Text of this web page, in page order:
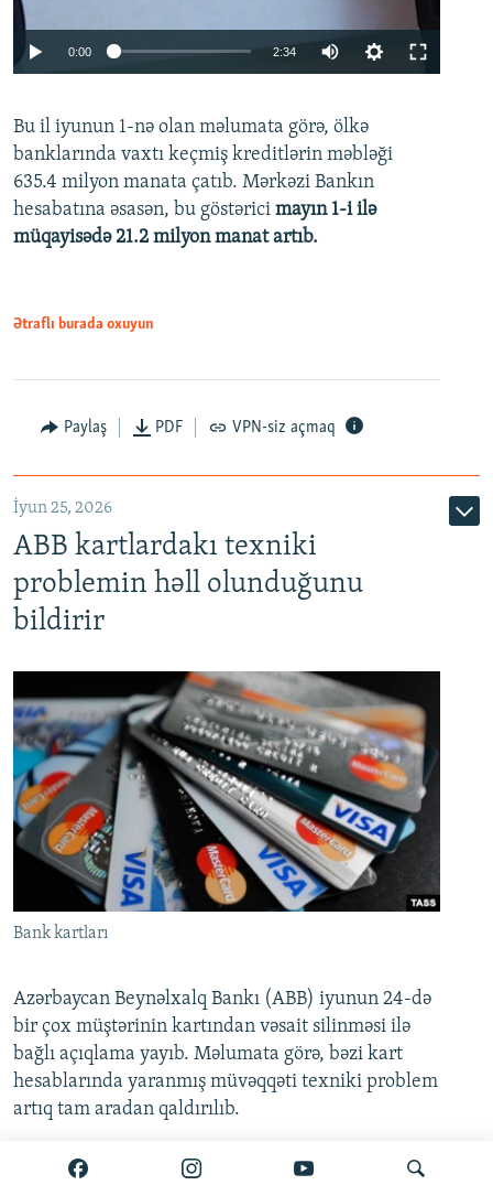
Auto 240p 360p 480p
720p 1080p
0:00 2:34
360p
480p
720p
Bu il iyunun 1-nə olan məlumata görə, ölkə
banklarında vaxtı keçmiş kreditlərin məbləği
635.4 milyon manata çatıb. Mərkəzi Bankın
hesabatına əsasən, bu göstərici mayın 1-i ilə
müqayisədə 21.2 milyon manat artıb.
Ətraflı burada oxuyun
Paylaş PDF VPN-siz açmaq
İyun 25, 2026
ABB kartlardakı texniki
problemin həll olunduğunu
bildirir
Bank kartları
Azərbaycan Beynəlxalq Bankı (ABB) iyunun 24-də
bir çox müştərinin kartından vəsait silinməsi ilə
bağlı açıqlama yayıb. Məlumata görə, bəzi kart
hesablarında yaranmış müvəqqəti texniki problem
artıq tam aradan qaldırılıb.